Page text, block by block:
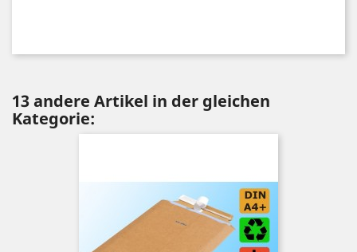
13 andere Artikel in der gleichen
Kategorie: